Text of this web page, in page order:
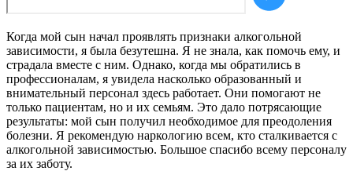
Когда мой сын начал проявлять признаки алкогольной
зависимости, я была безутешна. Я не знала, как помочь ему, и
страдала вместе с ним. Однако, когда мы обратились в
профессионалам, я увидела насколько образованный и
внимательный персонал здесь работает. Они помогают не
только пациентам, но и их семьям. Это дало потрясающие
результаты: мой сын получил необходимое для преодоления
болезни. Я рекомендую наркологию всем, кто сталкивается с
алкогольной зависимостью. Большое спасибо всему персоналу
за их заботу.